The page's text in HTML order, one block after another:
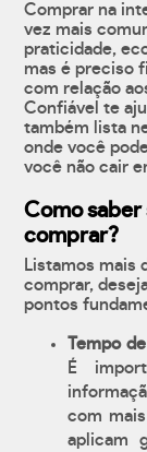
Comprar na
vez mais
praticidade,
mas é preciso
com relação
Confiável te
também lista
onde você
você não cair
Como
comprar?
Listamos mais
comprar,
pontos
Tempo
É
com
aplicam